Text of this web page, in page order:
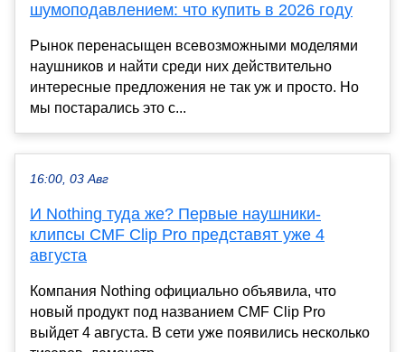
шумоподавлением: что купить в 2026 году
Рынок перенасыщен всевозможными моделями
наушников и найти среди них действительно
интересные предложения не так уж и просто. Но
мы постарались это с...
16:00, 03 Авг
И Nothing туда же? Первые наушники-
клипсы CMF Clip Pro представят уже 4
августа
Компания Nothing официально объявила, что
новый продукт под названием CMF Clip Pro
выйдет 4 августа. В сети уже появились несколько